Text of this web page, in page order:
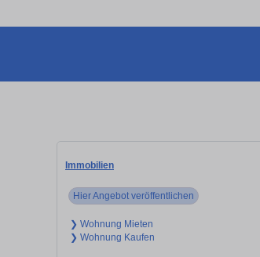
Immobilien
Hier Angebot veröffentlichen
❯ Wohnung Mieten
❯ Wohnung Kaufen